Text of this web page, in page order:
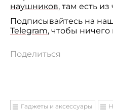
наушников, там есть
Подписывайтесь на
Telegram, чтобы ничего
Поделиться
Гаджеты и аксессуары